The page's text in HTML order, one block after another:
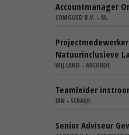
Accountmanager
COMGOED B.V. - NL
Natuurinclusieve
WIJ.LAND - ABCOUDE
Teamleider
IBN - SCHAIJK
Senior Adviseur